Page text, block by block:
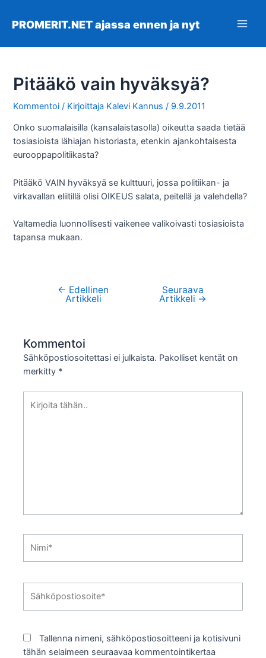
sisältöön
PROMERIT.NET ajassa ennen ja nyt
Pitääkö vain hyväksyä?
Kommentoi / Kirjoittaja Kalevi Kannus/ 9.9.2011
Onko suomalaisilla (kansalaistasolla) oikeutta saada tietää
tosiasioista lähiajan historiasta, etenkin ajankohtaisesta
eurooppapolitiikasta?
Pitääkö VAIN hyväksyä se kulttuuri, jossa politiikan- ja
virkavallan eliitillä olisi OIKEUS salata, peitellä ja valehdella?
Valtamedia luonnollisesti vaikenee valikoivasti tosiasioista
tapansa mukaan.
Artikkelien
← Edellinen
Artikkeli
Seuraava
Artikkeli →
Kommentoi
Sähköpostiosoitettasi ei julkaista. Pakolliset kentät on
merkitty *
tähän..
Tallenna nimeni, sähköpostiosoitteeni ja kotisivuni
tähän selaimeen seuraavaa kommentointikertaa